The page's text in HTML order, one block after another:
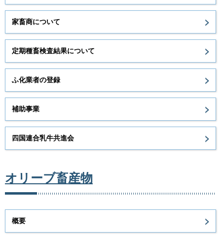
家畜商について
定期種畜検査結果について
ふ化業者の登録
補助事業
四国連合乳牛共進会
オリーブ畜産物
概要